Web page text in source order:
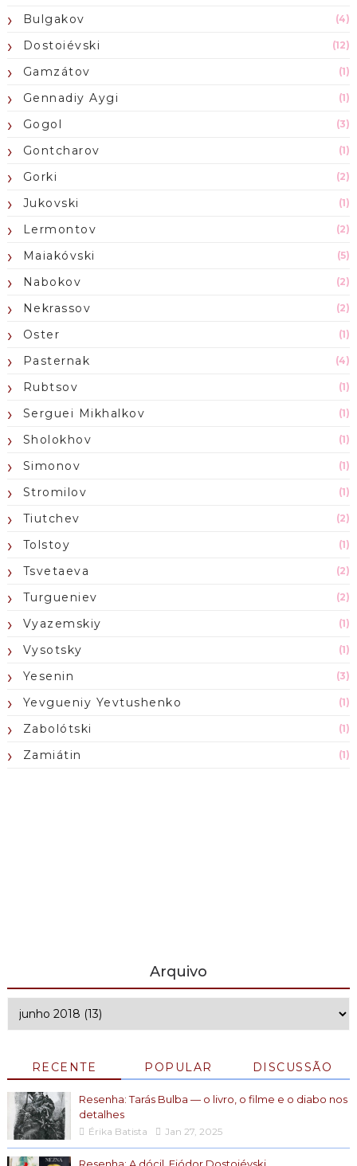
Bulgakov (4)
Dostoiévski (12)
Gamzátov (1)
Gennadiy Aygi (1)
Gogol (3)
Gontcharov (1)
Gorki (2)
Jukovski (1)
Lermontov (2)
Maiakóvski (5)
Nabokov (2)
Nekrassov (2)
Oster (1)
Pasternak (4)
Rubtsov (1)
Serguei Mikhalkov (1)
Sholokhov (1)
Simonov (1)
Stromilov (1)
Tiutchev (2)
Tolstoy (1)
Tsvetaeva (2)
Turgueniev (2)
Vyazemskiy (1)
Vysotsky (1)
Yesenin (3)
Yevgueniy Yevtushenko (1)
Zabolótski (1)
Zamiátin (1)
Arquivo
RECENTE POPULAR DISCUSSÃO
Resenha: Tarás Bulba — o livro, o filme e o diabo nos
detalhes
Érika Batista Jan 27, 2025